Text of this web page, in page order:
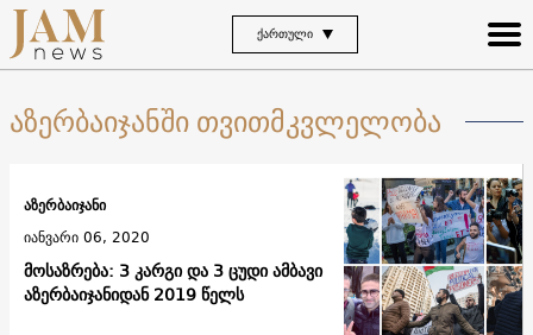
ᲥᲐᲠᲗᲣᲚᲘ
აზერბაიჯანში თვითმკვლელობა
მოსაზრება: 3 კარგი და 3 ცუდი ამბავი
აზერბაიჯანიდან 2019 წელს
აზერბაიჯანი
იანვარი 06, 2020